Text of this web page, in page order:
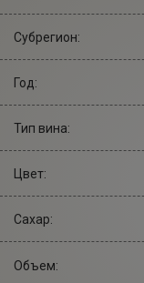
Субрегион:
Год:
Тип вина:
Цвет:
Сахар:
Объем: